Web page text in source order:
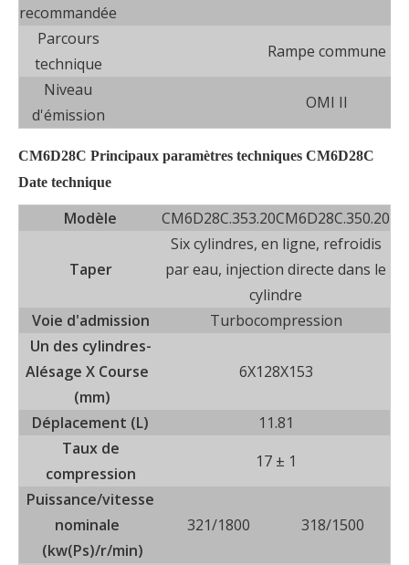
recommandée
Parcours
technique
Rampe commune
Niveau
d'émission
OMI II
CM6D28C Principaux paramètres techniques CM6D28C
Date technique
Modèle CM6D28C.353.20CM6D28C.350.20
Taper
Six cylindres, en ligne, refroidis
par eau, injection directe dans le
cylindre
Voie d'admission
Turbocompression
Un des cylindres-
Alésage X Course
(mm)
6X128X153
Déplacement (L)
11.81
Taux de
compression
17 ± 1
Puissance/vitesse
nominale
(kw(Ps)/r/min)
321/1800 318/1500